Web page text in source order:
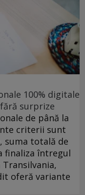
100% digitale
surprize
de până la
criterii sunt
suma totală de
finaliza întregul
Transilvania,
oferă variante